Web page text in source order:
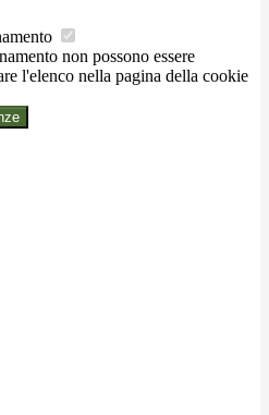
non possono essere
l'elenco nella pagina della cookie